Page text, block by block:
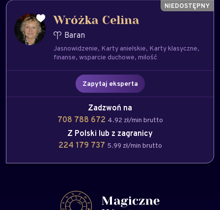
Wróżka Celina
Baran
Jasnowidzenie Karty anielskie Karty klasyczne
finanse wsparcie duchowe milość
Zapytaj eksperta
Zadzwoń na
708 788 672 4.92 zł/min brutto
Z Polski lub z zagranicy
224 179 737 5.99 zł/min brutto